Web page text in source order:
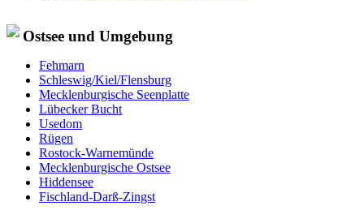
Ostsee und Umgebung
Fehmarn
Schleswig/Kiel/Flensburg
Mecklenburgische Seenplatte
Lübecker Bucht
Usedom
Rügen
Rostock-Warnemünde
Mecklenburgische Ostsee
Hiddensee
Fischland-Darß-Zingst